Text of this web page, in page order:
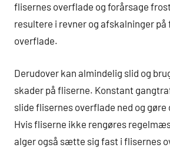
flisernes overflade og forårsage
resultere i revner og afskalninger på
overflade.
Derudover kan almindelig slid og
skader på fliserne. Konstant
slide flisernes overflade ned og gøre
Hvis fliserne ikke rengøres
alger også sætte sig fast i flisernes